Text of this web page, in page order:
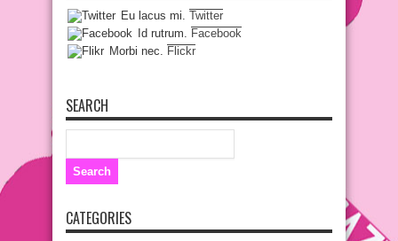
Eu lacus mi. Twitter
Id rutrum. Facebook
Morbi nec. Flickr
SEARCH
CATEGORIES